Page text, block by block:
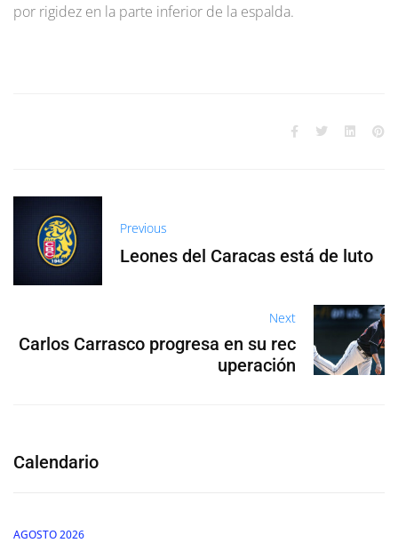
por rigidez en la parte inferior de la espalda.
Previous
Leones del Caracas está de luto
Next
Carlos Carrasco progresa en su rec
uperación
Calendario
AGOSTO 2026